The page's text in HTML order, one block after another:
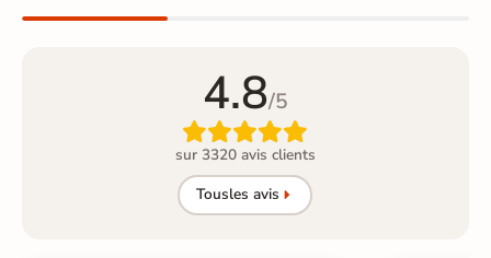
4.8/5

sur 3320 avis clients
Tousles avis